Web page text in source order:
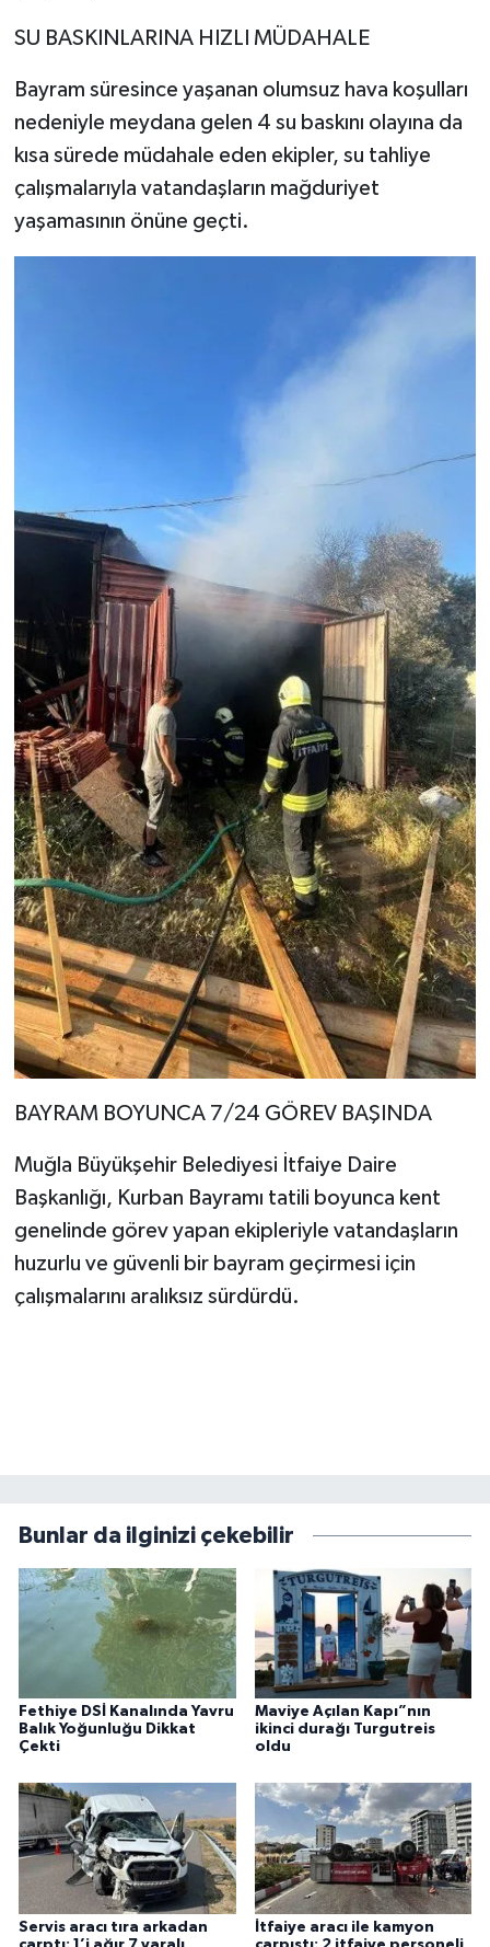
SU BASKINLARINA HIZLI MÜDAHALE
Bayram süresince yaşanan olumsuz hava koşulları
nedeniyle meydana gelen 4 su baskını olayına da
kısa sürede müdahale eden ekipler, su tahliye
çalışmalarıyla vatandaşların mağduriyet
yaşamasının önüne geçti.
BAYRAM BOYUNCA 7/24 GÖREV BAŞINDA
Muğla Büyükşehir Belediyesi İtfaiye Daire
Başkanlığı, Kurban Bayramı tatili boyunca kent
genelinde görev yapan ekipleriyle vatandaşların
huzurlu ve güvenli bir bayram geçirmesi için
çalışmalarını aralıksız sürdürdü.
Bunlar da ilginizi çekebilir
Fethiye DSİ Kanalında Yavru
Balık Yoğunluğu Dikkat
Çekti
Maviye Açılan Kapı”nın
ikinci durağı Turgutreis
oldu
Servis aracı tıra arkadan
İtfaiye aracı ile kamyon